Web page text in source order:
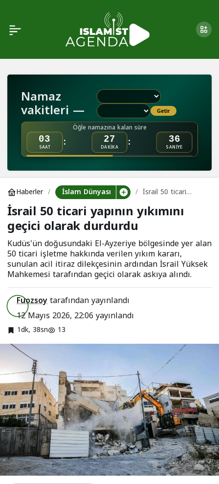
Namaz
vakitleri — Getir
Öğle namazına kalan süre
03
SAAT : 27
DAKİKA : 35
SANİYE
Haberler İslam Dünyası
İsrail 50 ticari
yapının yıkımını
geçici olarak
İsrail 50 ticari yapının yıkımını
geçici olarak durdurdu
Kudüs'ün doğusundaki El-Ayzeriye bölgesinde yer alan
50 ticari işletme hakkında verilen yıkım kararı,
sunulan acil itiraz dilekçesinin ardından İsrail Yüksek
Mahkemesi tarafından geçici olarak askıya alındı.
Fuozsoytarafından yayınlandı
12 Mayıs 2026, 22:06yayınlandı
1dk, 38sn 13
yeni yerleşim yolları için